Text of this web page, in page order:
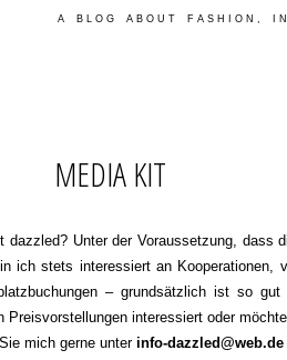
A BLOG ABOUT FASHION,
MEDIA KIT
dazzled? Unter der Voraussetzung, dass
ich stets interessiert an Kooperationen,
– grundsätzlich ist so
Preisvorstellungen interessiert oder
mich gerne unter info-dazzled@web.de